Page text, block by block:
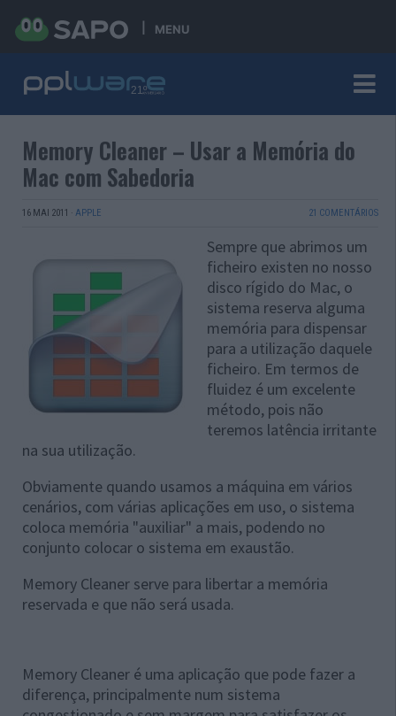
MENU
Memory Cleaner – Usar a Memória do
Mac com Sabedoria
16 MAI 2011 · APPLE 21 COMENTÁRIOS
Sempre que abrimos um
ficheiro existen no nosso
disco rígido do Mac, o
sistema reserva alguma
memória para dispensar
para a utilização daquele
ficheiro. Em termos de
fluidez é um excelente
método, pois não
teremos latência irritante
na sua utilização.
Obviamente quando usamos a máquina em vários
cenários, com várias aplicações em uso, o sistema
coloca memória "auxiliar" a mais, podendo no
conjunto colocar o sistema em exaustão.
Memory Cleaner serve para libertar a memória
reservada e que não será usada.
Memory Cleaner é uma aplicação que pode fazer a
diferença, principalmente num sistema